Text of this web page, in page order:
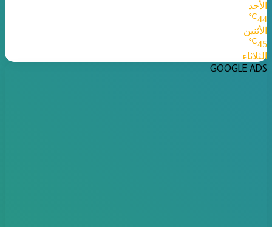
الأحد
44
℃
الأثنين
45
℃
الثلاثاء
GOOGLE ADS